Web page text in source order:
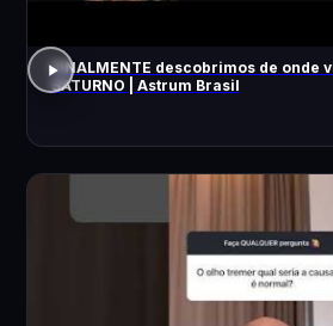
FINALMENTE descobrimos de onde
SATURNO | Astrum Brasil